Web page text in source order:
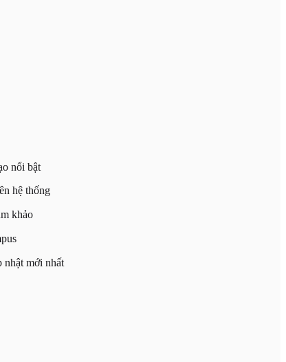
nổi bật
hệ thống
khảo
nhật mới nhất